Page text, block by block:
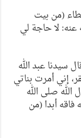
(من بيت
عنه: لا حاجة لي
سيدنا عبد الله
إني أمرت بناتي
صلى الله
أبدا (من